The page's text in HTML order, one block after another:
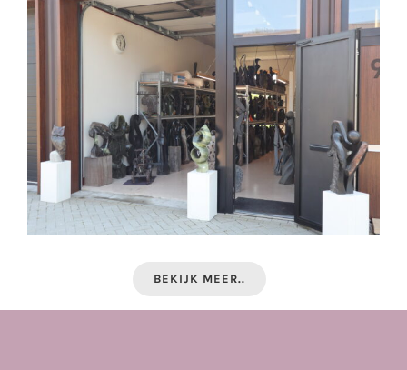
BEKIJK MEER..